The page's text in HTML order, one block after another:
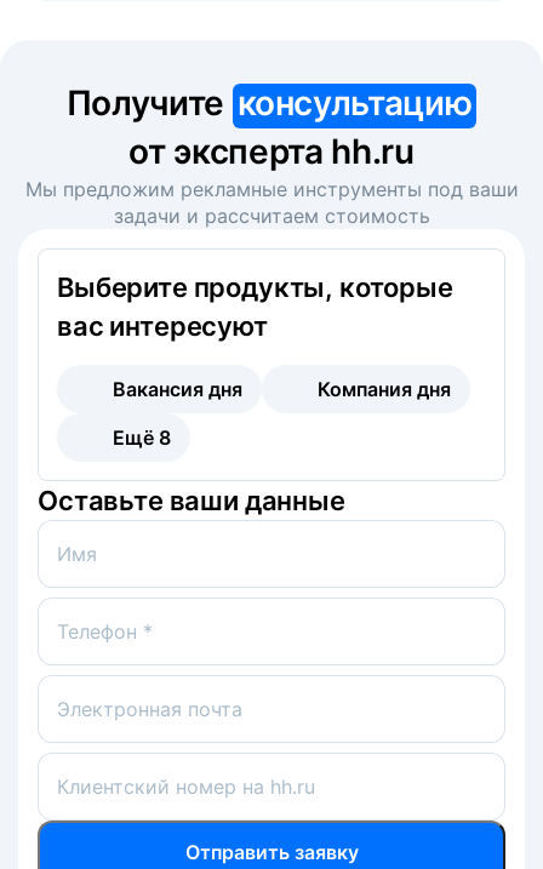
Получите консультацию
от эксперта hh.ru
Мы предложим рекламные инструменты под ваши
задачи и рассчитаем стоимость
Выберите продукты, которые
вас интересуют
Вакансия дня
Компания дня
Ещё 8
Оставьте ваши данные
Имя
Телефон *
Электронная почта
Клиентский номер на hh.ru
Отправить заявку